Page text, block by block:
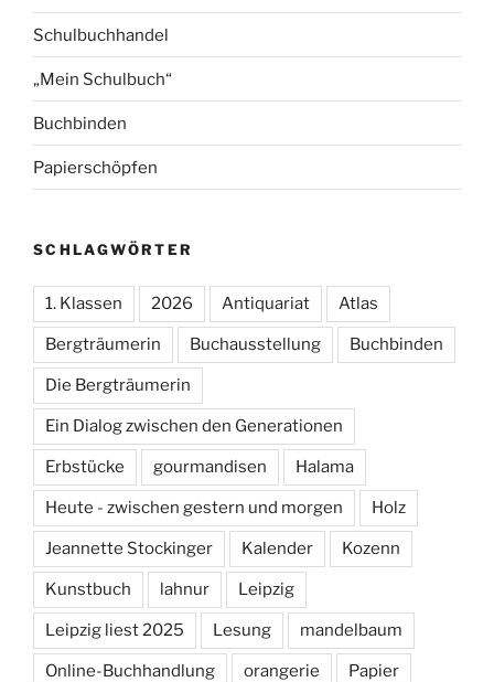
Schulbuchhandel
„Mein Schulbuch“
Buchbinden
Papierschöpfen
SCHLAGWÖRTER
1. Klassen 2026 Antiquariat Atlas
Bergträumerin Buchausstellung Buchbinden
Die Bergträumerin
Ein Dialog zwischen den Generationen
Erbstücke gourmandisen Halama
Heute - zwischen gestern und morgen Holz
Jeannette Stockinger Kalender Kozenn
Kunstbuch lahnur Leipzig
Leipzig liest 2025 Lesung mandelbaum
Online-Buchhandlung orangerie Papier